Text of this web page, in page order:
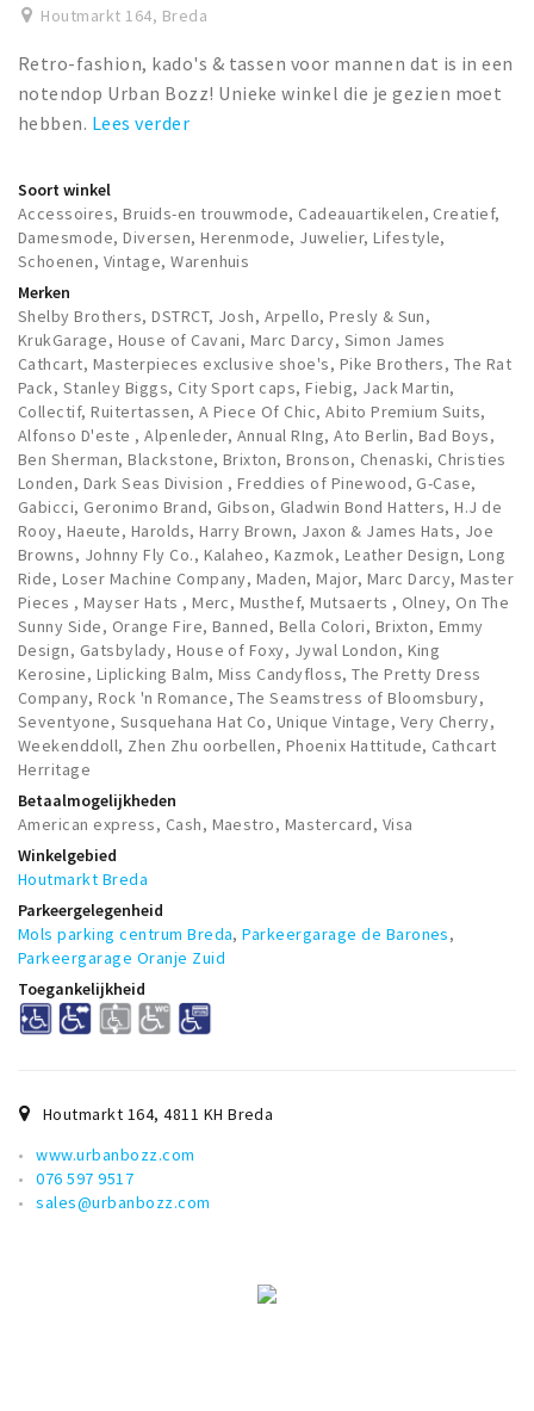
Breda Student Shop
Draai aan het rad!
Sport
Nieuws
Agenda
Bezienswaardigheden
Musea, theaters & podia
Uitjes & activiteiten
Studentenroutes
Natuurgebieden
Party pics
Eten
Drinken
Slapen
Recreatief
Winkels
Winkelgebieden
Deals
Parkeren
Inloggen
Houtmarkt 164, Breda
Retro-fashion, kado's & tassen voor mannen dat is in een
notendop Urban Bozz! Unieke winkel die je gezien moet
hebben. Lees verder
Soort winkel
Accessoires, Bruids-en trouwmode, Cadeauartikelen, Creatief,
Damesmode, Diversen, Herenmode, Juwelier, Lifestyle,
Schoenen, Vintage, Warenhuis
Merken
Shelby Brothers, DSTRCT, Josh, Arpello, Presly & Sun,
KrukGarage, House of Cavani, Marc Darcy, Simon James
Cathcart, Masterpieces exclusive shoe's, Pike Brothers, The Rat
Pack, Stanley Biggs, City Sport caps, Fiebig, Jack Martin,
Collectif, Ruitertassen, A Piece Of Chic, Abito Premium Suits,
Alfonso D'este , Alpenleder, Annual RIng, Ato Berlin, Bad Boys,
Ben Sherman, Blackstone, Brixton, Bronson, Chenaski, Christies
Londen, Dark Seas Division , Freddies of Pinewood, G-Case,
Gabicci, Geronimo Brand, Gibson, Gladwin Bond Hatters, H.J de
Rooy, Haeute, Harolds, Harry Brown, Jaxon & James Hats, Joe
Browns, Johnny Fly Co., Kalaheo, Kazmok, Leather Design, Long
Ride, Loser Machine Company, Maden, Major, Marc Darcy, Master
Pieces , Mayser Hats , Merc, Musthef, Mutsaerts , Olney, On The
Sunny Side, Orange Fire, Banned, Bella Colori, Brixton, Emmy
Design, Gatsbylady, House of Foxy, Jywal London, King
Kerosine, Liplicking Balm, Miss Candyfloss, The Pretty Dress
Company, Rock 'n Romance, The Seamstress of Bloomsbury,
Seventyone, Susquehana Hat Co, Unique Vintage, Very Cherry,
Weekenddoll, Zhen Zhu oorbellen, Phoenix Hattitude, Cathcart
Herritage
Betaalmogelijkheden
American express, Cash, Maestro, Mastercard, Visa
Winkelgebied
Houtmarkt Breda
Parkeergelegenheid
Mols parking centrum Breda,Parkeergarage de Barones,
Parkeergarage Oranje Zuid
Toegankelijkheid
Houtmarkt 164,4811 KHBreda
www.urbanbozz.com
076 597 9517
sales@urbanbozz.com